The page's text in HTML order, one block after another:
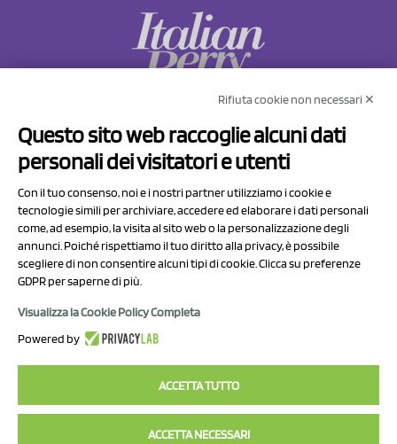
Via Prov.le Sassuolo Vignola 315/1
41057 Spilamberto (MO)
P.I/C.F. 01041460369
REA: MO 208553
Capitale sociale Euro 50.000,00 i.v.
Rifiuta cookie non necessari ✕
Questo sito web raccoglie alcuni dati
personali dei visitatori e utenti
Con il tuo consenso, noi e i nostri partner utilizziamo i cookie e
tecnologie simili per archiviare, accedere ed elaborare i dati personali
come, ad esempio, la visita al sito web o la personalizzazione degli
annunci. Poiché rispettiamo il tuo diritto alla privacy, è possibile
scegliere di non consentire alcuni tipi di cookie. Clicca su preferenze
GDPR per saperne di più.
Visualizza la Cookie Policy Completa
Powered by
ACCETTA TUTTO
ACCETTA NECESSARI